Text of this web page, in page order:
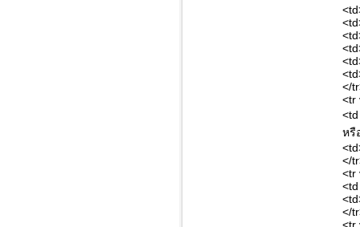
</
<tr
หรื
</
<tr
</